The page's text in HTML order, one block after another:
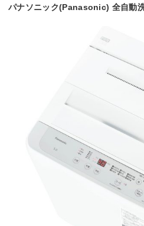
パナソニック(Panasonic) 全自動